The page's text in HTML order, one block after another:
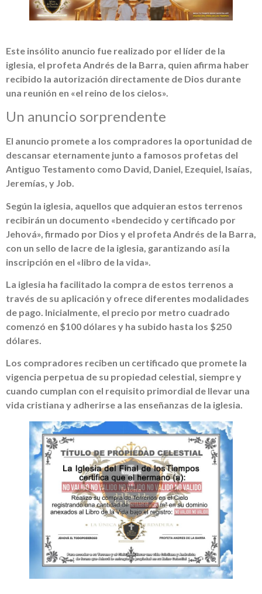
Este insólito anuncio fue realizado por el líder de la
iglesia, el profeta Andrés de la Barra, quien afirma haber
recibido la autorización directamente de Dios durante
una reunión en «el reino de los cielos».
Un anuncio sorprendente
El anuncio promete a los compradores la oportunidad de
descansar eternamente junto a famosos profetas del
Antiguo Testamento como David, Daniel, Ezequiel, Isaías,
Jeremías, y Job.
Según la iglesia, aquellos que adquieran estos terrenos
recibirán un documento «bendecido y certificado por
Jehová», firmado por Dios y el profeta Andrés de la Barra,
con un sello de lacre de la iglesia, garantizando así la
inscripción en el «libro de la vida».
La iglesia ha facilitado la compra de estos terrenos a
través de su aplicación y ofrece diferentes modalidades
de pago. Inicialmente, el precio por metro cuadrado
comenzó en $100 dólares y ha subido hasta los $250
dólares.
Los compradores reciben un certificado que promete la
vigencia perpetua de su propiedad celestial, siempre y
cuando cumplan con el requisito primordial de llevar una
vida cristiana y adherirse a las enseñanzas de la iglesia.